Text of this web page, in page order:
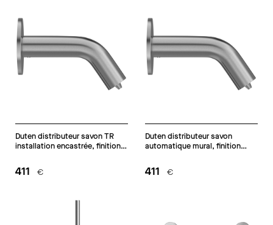
Duten distributeur savon TR
installation encastrée, finition
411 €
Duten distributeur savon
automatique mural, finition
411 €